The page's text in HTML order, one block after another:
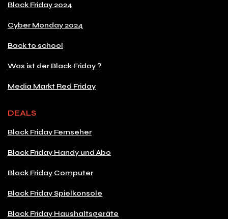
Black Friday 2024
Cyber Monday 2024
Back to school
Was ist der Black Friday ?
Media Markt Red Friday
DEALS
Black Friday Fernseher
Black Friday Handy und Abo
Black Friday Computer
Black Friday Spielkonsole
Black Friday Haushaltsgeräte